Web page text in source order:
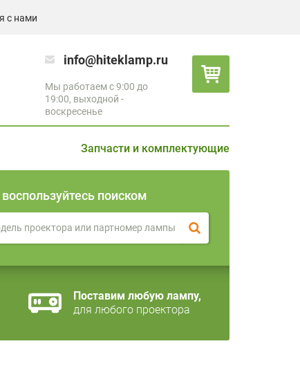
с нами
info@hiteklamp.ru
Мы работаем с 9:00 до
19:00, выходной -
воскресенье
Запчасти и комплектующие
поиском
Поставим любую лампу,
для любого проектора